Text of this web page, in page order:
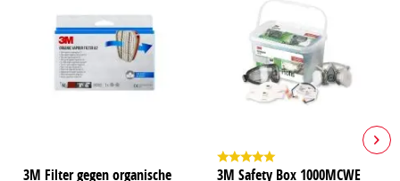
3M Filter gegen organische
3M Safety Box 1000MCWE